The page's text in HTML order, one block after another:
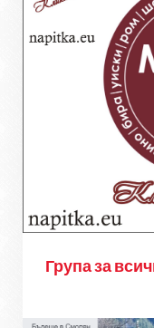
Група за